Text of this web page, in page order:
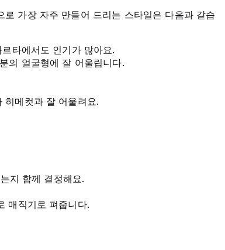
가장 자주 만들어 드리는 스타일은 다음과 같습
타에서도 인기가 많아요.
의 얼굴형에 잘 어울립니다.
메컷과 잘 어울려요.
지 함께 결정해요.
매직기로 펴줍니다.